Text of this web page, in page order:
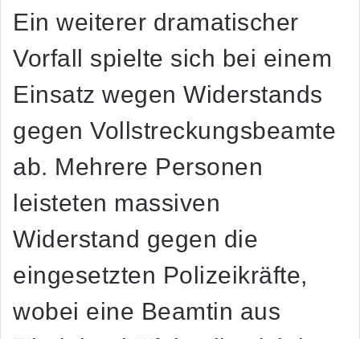
Ein weiterer dramatischer
Vorfall spielte sich bei einem
Einsatz wegen Widerstands
gegen Vollstreckungsbeamte
ab. Mehrere Personen
leisteten massiven
Widerstand gegen die
eingesetzten Polizeikräfte,
wobei eine Beamtin aus